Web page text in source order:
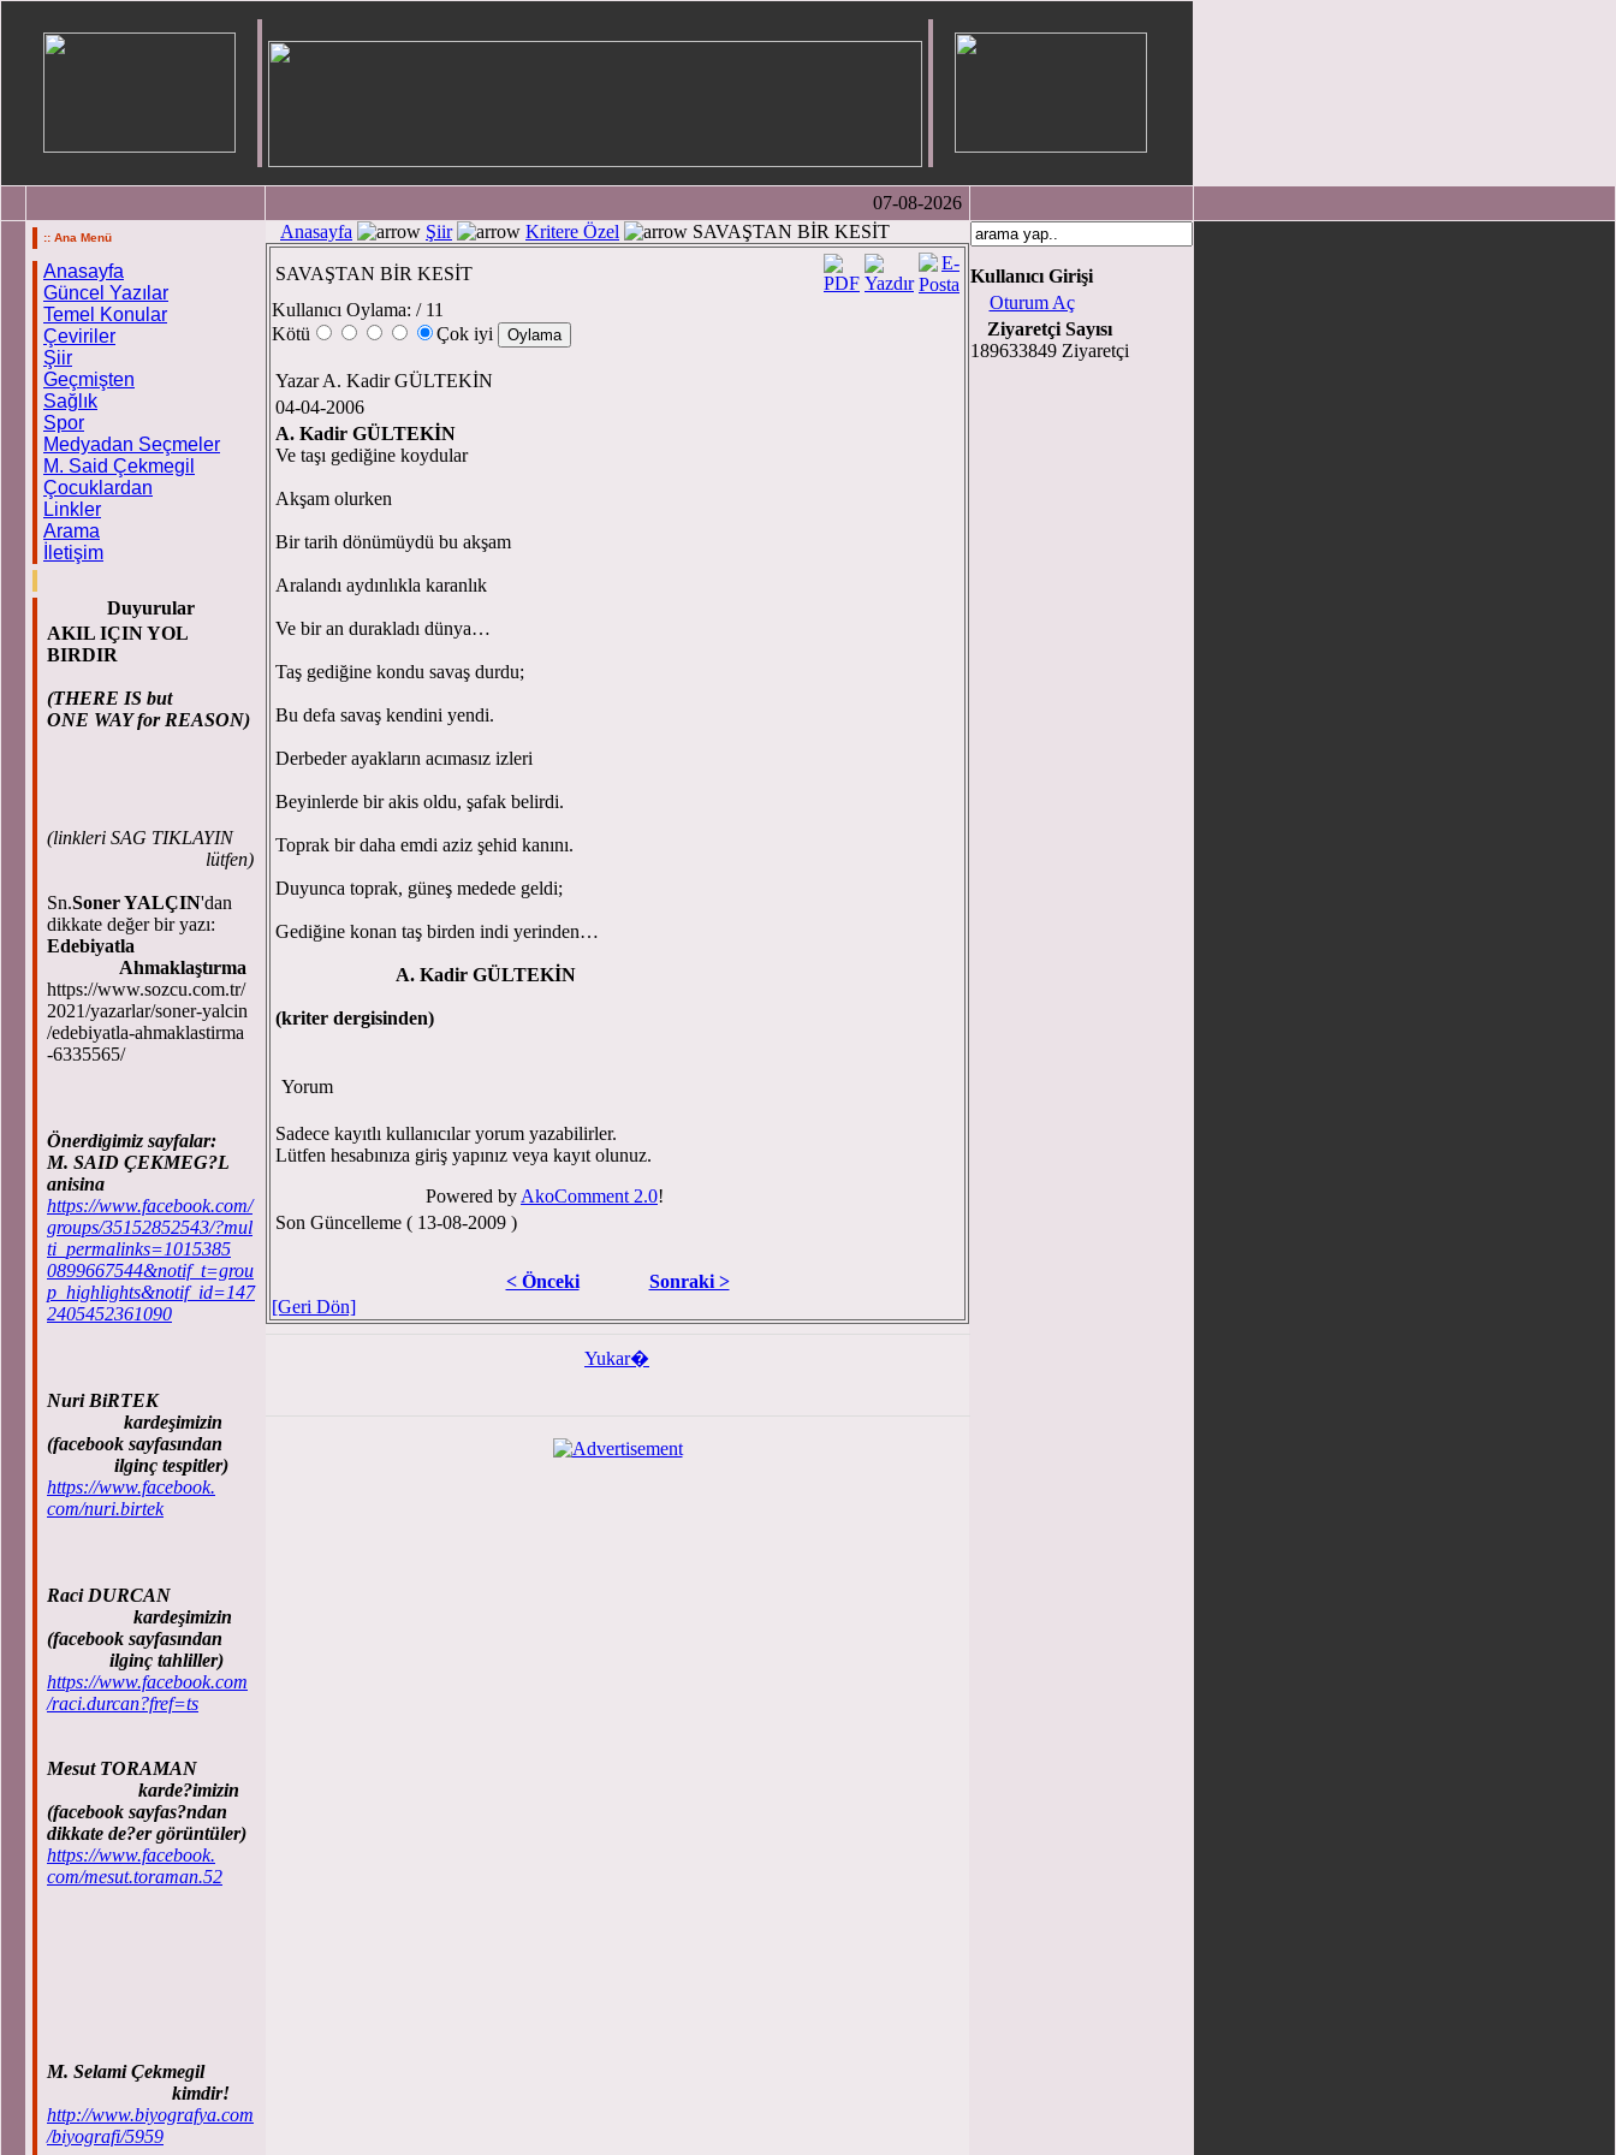
07-08-2026
:: Ana Menü
Anasayfa
Güncel Yazılar
Temel Konular
Çeviriler
Şiir
Geçmişten
Sağlık
Spor
Medyadan Seçmeler
M. Said Çekmegil
Çocuklardan
Linkler
Arama
İletişim
Duyurular
AKIL IÇIN YOL
BIRDIR
(THERE IS but
ONE WAY for REASON)
(linkleri SAG TIKLAYIN
lütfen)
Sn.Soner YALÇIN'dan
dikkate değer bir yazı:
Edebiyatla
Ahmaklaştırma
https://www.sozcu.com.tr/
2021/yazarlar/soner-yalcin
/edebiyatla-ahmaklastirma
-6335565/
Önerdigimiz sayfalar:
M. SAID ÇEKMEG?L
anisina
https://www.facebook.com/
groups/35152852543/?mul
ti_permalinks=1015385
0899667544&notif_t=grou
p_highlights&notif_id=147
2405452361090
Nuri BiRTEK
kardeşimizin
(facebook sayfasından
ilginç tespitler)
https://www.facebook.
com/nuri.birtek
Raci DURCAN
kardeşimizin
(facebook sayfasından
ilginç tahliller)
https://www.facebook.com
/raci.durcan?fref=ts
Mesut TORAMAN
karde?imizin
(facebook sayfas?ndan
dikkate de?er görüntüler)
https://www.facebook.
com/mesut.toraman.52
M. Selami Çekmegil
kimdir!
http://www.biyografya.com
/biyografi/5959
Anasayfa Şiir Kritere Özel SAVAŞTAN BİR KESİT
SAVAŞTAN BİR KESİT
Kullanıcı Oylama: / 11
Kötü
Çok iyi
Yazar A. Kadir GÜLTEKİN
04-04-2006
A. Kadir GÜLTEKİN
Ve taşı gediğine koydular
Akşam olurken
Bir tarih dönümüydü bu akşam
Aralandı aydınlıkla karanlık
Ve bir an durakladı dünya…
Taş gediğine kondu savaş durdu;
Bu defa savaş kendini yendi.
Derbeder ayakların acımasız izleri
Beyinlerde bir akis oldu, şafak belirdi.
Toprak bir daha emdi aziz şehid kanını.
Duyunca toprak, güneş medede geldi;
Gediğine konan taş birden indi yerinden…
A. Kadir GÜLTEKİN
(kriter dergisinden)
Yorum
Sadece kayıtlı kullanıcılar yorum yazabilirler.
Lütfen hesabınıza giriş yapınız veya kayıt olunuz.
Powered by AkoComment 2.0!
Son Güncelleme ( 13-08-2009 )
< Önceki
Sonraki >
[Geri Dön]
Yukar�
Kullanıcı Girişi
Oturum Aç
Ziyaretçi Sayısı
189633849 Ziyaretçi